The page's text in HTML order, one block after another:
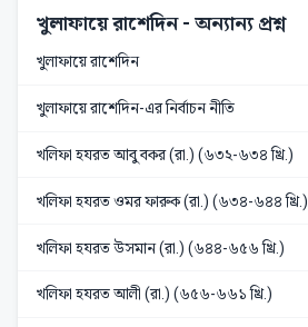
খুলাফায়ে রাশেদিন- অন্যান্য প্রশ্ন
খুলাফায়ে রাশেদিন
খুলাফায়ে রাশেদিন-এর নির্বাচন নীতি
খলিফা হযরত আবু বকর (রা.) (৬৩২-৬৩৪ খ্রি.)
খলিফা হযরত ওমর ফারুক (রা.) (৬৩৪-৬৪৪ খ্রি.)
খলিফা হযরত উসমান (রা.) (৬৪৪-৬৫৬ খ্রি.)
খলিফা হযরত আলী (রা.) (৬৫৬-৬৬১ খ্রি.)